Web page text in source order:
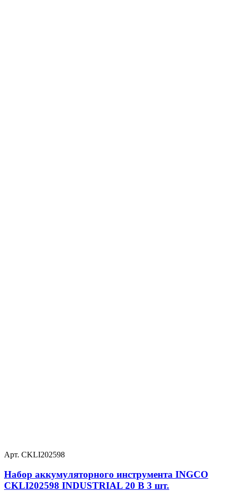
Арт. CKLI202598
Набор аккумуляторного инструмента INGCO
CKLI202598 INDUSTRIAL 20 В 3 шт.